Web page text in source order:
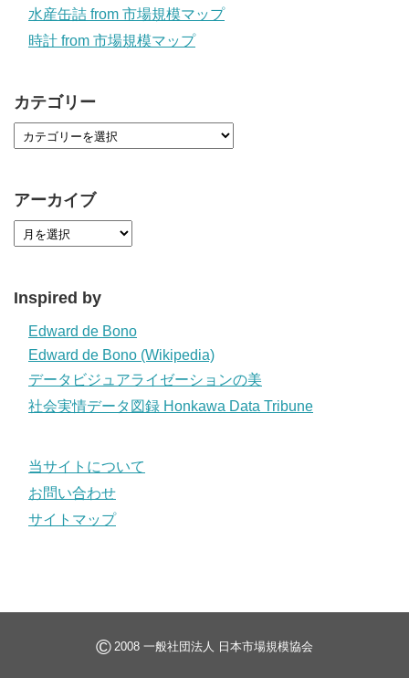
水産缶詰 from 市場規模マップ
時計 from 市場規模マップ
カテゴリー
アーカイブ
Inspired by
Edward de Bono
Edward de Bono (Wikipedia)
データビジュアライゼーションの美
社会実情データ図録 Honkawa Data Tribune
当サイトについて
お問い合わせ
サイトマップ
© 2008 一般社団法人 日本市場規模協会